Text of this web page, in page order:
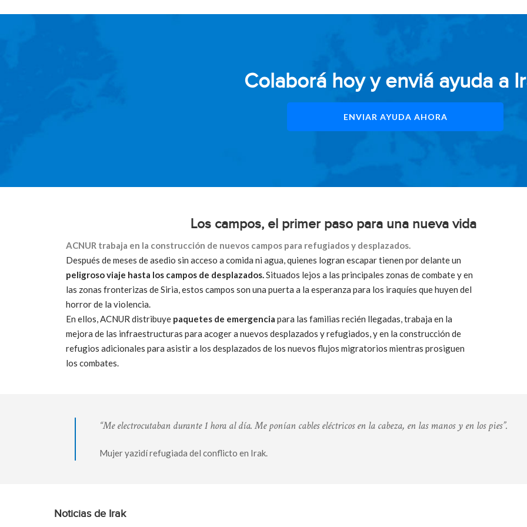
Colaborá hoy y enviá ayuda a
ENVIAR AYUDA AHORA
Los campos, el primer paso para una nueva vida
ACNUR trabaja en la construcción de nuevos campos para refugiados y desplazados.
Después de meses de asedio sin acceso a comida ni agua, quienes logran escapar tienen por delante un
peligroso viaje hasta los campos de desplazados.Situados lejos a las principales zonas de combate y en
las zonas fronterizas de Siria, estos campos son una puerta a la esperanza para los iraquíes que huyen del
horror de la violencia.
En ellos, ACNUR distribuye paquetes de emergencia para las familias recién llegadas, trabaja en la
mejora de las infraestructuras para acoger a nuevos desplazados y refugiados, y en la construcción de
refugios adicionales para asistir a los desplazados de los nuevos flujos migratorios mientras prosiguen
los combates.
“Me electrocutaban durante 1 hora al día. Me ponían cables eléctricos en la cabeza, en las manos y en los pies”.
Mujer yazidí refugiada del conflicto en Irak.
Noticias de Irak